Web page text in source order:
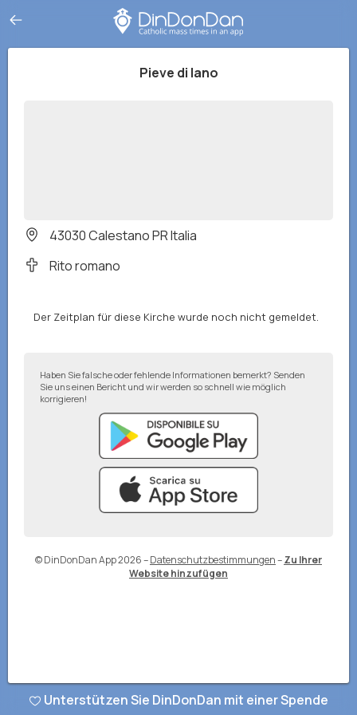
Pieve di Iano
43030 Calestano PR Italia
Rito romano
Der Zeitplan für diese Kirche wurde noch nicht gemeldet.
Haben Sie falsche oder fehlende Informationen bemerkt? Senden
Sie uns einen Bericht und wir werden so schnell wie möglich
korrigieren!
© DinDonDan App 2026–Datenschutzbestimmungen–Zu Ihrer
Website hinzufügen
Unterstützen Sie DinDonDan mit einer Spende